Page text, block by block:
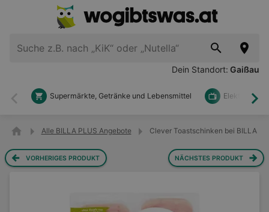
Dein Standort: Gaißau
Zurück
Supermärkte, Getränke und Lebensmittel Elektronik
Alle BILLA PLUS Angebote Clever Toastschinken bei BILLA
VORHERIGES PRODUKT NÄCHSTES PRODUKT